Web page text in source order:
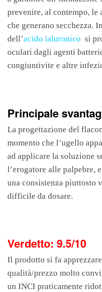
prevenire, al contempo,
che generano secchezza.
dell’acido ialuronico si
oculari dagli agenti
congiuntivite e altre
Principale
La progettazione del
momento che l’ugello
ad applicare la soluzione
l’erogatore alle palpebre,
una consistenza piuttosto
difficile da dosare.
Verdetto: 9.5/10
Il prodotto si fa
qualità/prezzo molto
un INCI praticamente